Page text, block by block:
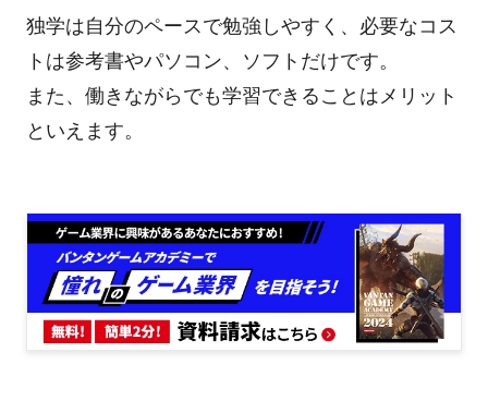
独学は自分のペースで勉強しやすく、必要なコス
トは参考書やパソコン、ソフトだけです。
また、働きながらでも学習できることはメリット
といえます。